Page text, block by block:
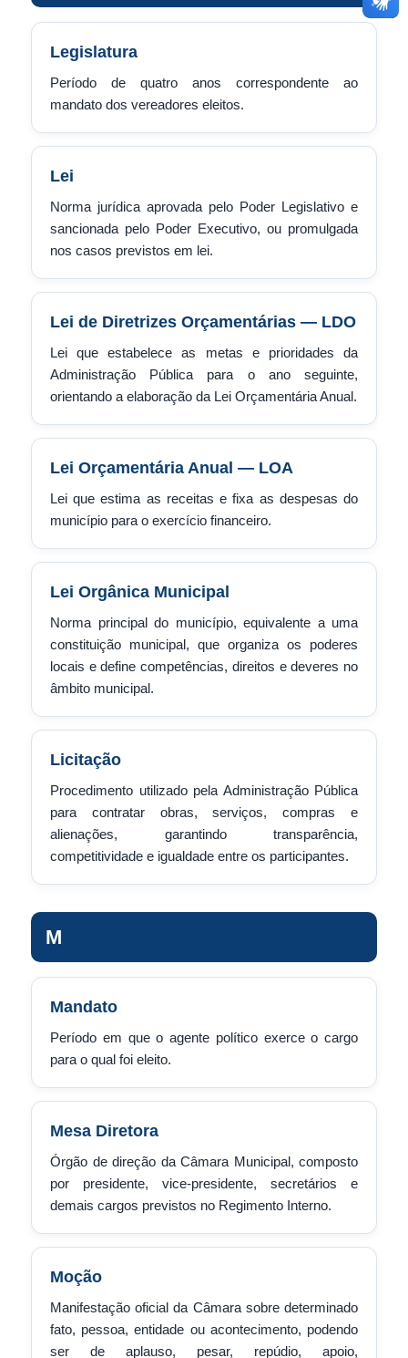
Legislatura
Período de quatro anos correspondente ao
mandato dos vereadores eleitos.
Lei
Norma jurídica aprovada pelo Poder Legislativo e
sancionada pelo Poder Executivo, ou promulgada
nos casos previstos em lei.
Lei de Diretrizes Orçamentárias — LDO
Lei que estabelece as metas e prioridades da
Administração Pública para o ano seguinte,
orientando a elaboração da Lei Orçamentária Anual.
Lei Orçamentária Anual — LOA
Lei que estima as receitas e fixa as despesas do
município para o exercício financeiro.
Lei Orgânica Municipal
Norma principal do município, equivalente a uma
constituição municipal, que organiza os poderes
locais e define competências, direitos e deveres no
âmbito municipal.
Licitação
Procedimento utilizado pela Administração Pública
para contratar obras, serviços, compras e
alienações, garantindo transparência,
competitividade e igualdade entre os participantes.
M
Mandato
Período em que o agente político exerce o cargo
para o qual foi eleito.
Mesa Diretora
Órgão de direção da Câmara Municipal, composto
por presidente, vice-presidente, secretários e
demais cargos previstos no Regimento Interno.
Moção
Manifestação oficial da Câmara sobre determinado
fato, pessoa, entidade ou acontecimento, podendo
ser de aplauso, pesar, repúdio, apoio,